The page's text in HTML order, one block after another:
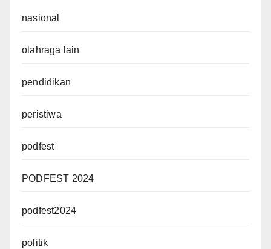
nasional
olahraga lain
pendidikan
peristiwa
podfest
PODFEST 2024
podfest2024
politik